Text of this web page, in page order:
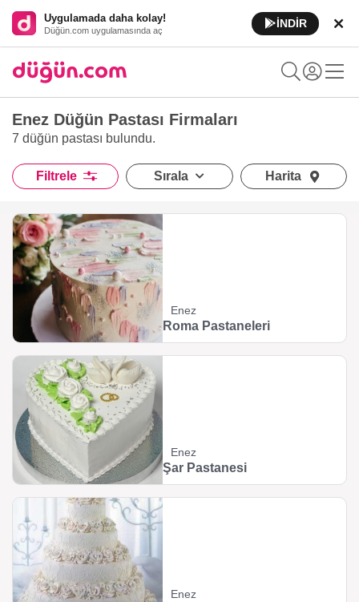
Uygulamada daha kolay!
Düğün.com uygulamasında aç
İNDİR
Enez Düğün Pastası Firmaları
7 düğün pastası bulundu.
Filtrele Sırala Harita
Enez
Roma Pastaneleri
Enez
Şar Pastanesi
Enez